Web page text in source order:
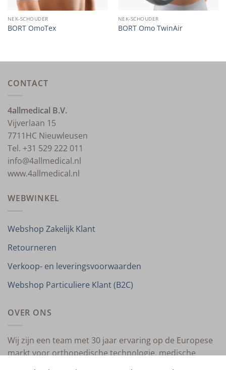
NEK-SCHOUDER
BORT OmoTex
NEK-SCHOUDER
BORT Omo TwinAir
CONTACT
4allmedical B.V.
Vijverlaan 15
7711HC Nieuwleusen
Tel. +31 529 222 011
info@4allmedical.nl
www.4allmedical.nl
WEBWINKEL
Webshop Zakelijk Klant
Retourneren
Verkoop- en leveringsvoorwaarden
Webshop Particuliere Klant (B2C)
OVER ONS
Wij zijn een team met 30 jaar ervaring op de Europese
markt voor orthopedische technologie, medische